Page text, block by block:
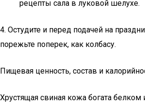
рецепты сала в луковой шелухе.
4. Остудите и перед подачей на
порежьте поперек, как колбасу.
Пищевая ценность, состав и
Хрустящая свиная кожа богата